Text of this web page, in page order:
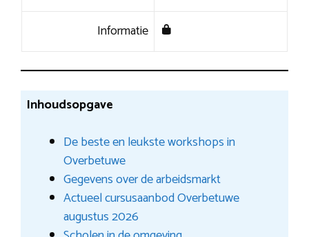
Informatie
Inhoudsopgave
De beste en leukste workshops in
Overbetuwe
Gegevens over de arbeidsmarkt
Actueel cursusaanbod Overbetuwe
augustus 2026